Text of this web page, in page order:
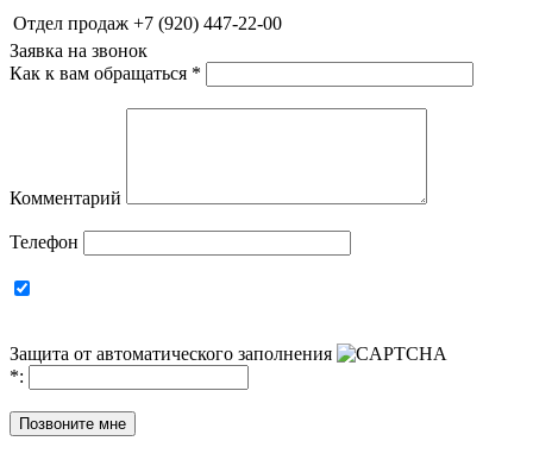
Отдел продаж +7 (920) 447-22-00
Заявка на звонок
Как к вам обращаться *
Комментарий
Телефон
Защита от автоматического заполнения
*:
Позвоните мне